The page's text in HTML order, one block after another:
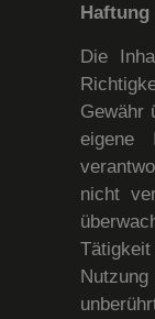
Die
Gewähr
eigene
nicht